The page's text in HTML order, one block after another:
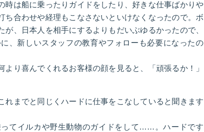
時は船に乗ったりガイドをしたり、好きな仕事ばかりや
ち合わせや経理もこなさないといけなくなったので。ボ
、日本人を相手にするよりもだいぶゆるかったので、
、新しいスタッフの教育やフォローも必要になったの
り喜んでくれるお客様の顔を見ると、「頑張るか！」
れまでと同じくハードに仕事をこなしていると聞きます
てイルカや野生動物のガイドをして……。ハードです